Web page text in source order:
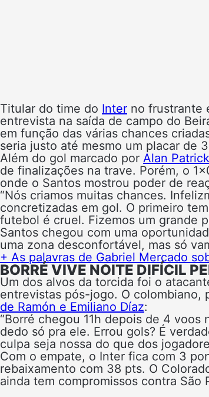
Titular do time do Inter no frustrante
entrevista na saída de campo do
em função das várias chances
seria justo até mesmo um placar de
Além do gol marcado por Alan Patrick
de finalizações na trave. Porém, o
onde o Santos mostrou poder de
“Nós criamos muitas chances.
concretizadas em gol. O primeiro
futebol é cruel. Fizemos um grande
Santos chegou com uma
uma zona desconfortável, mas só
+ As palavras de Gabriel Mercado
BORRÉ VIVE NOITE DIFÍCIL
Um dos alvos da torcida foi o
entrevistas pós-jogo. O colombiano,
de Ramón e Emiliano Díaz:
“Borré chegou 11h depois de 4
dedo só pra ele. Errou gols? É
culpa seja nossa do que dos
Com o empate, o Inter fica com 3
rebaixamento com 38 pts. O
ainda tem compromissos contra São